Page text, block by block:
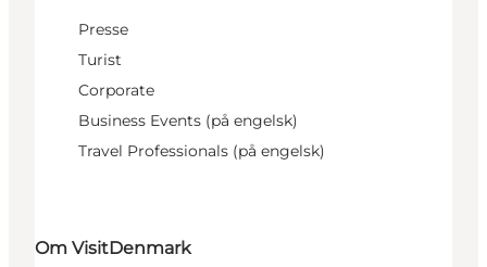
Presse
Turist
Corporate
Business Events (på engelsk)
Travel Professionals (på engelsk)
Om VisitDenmark